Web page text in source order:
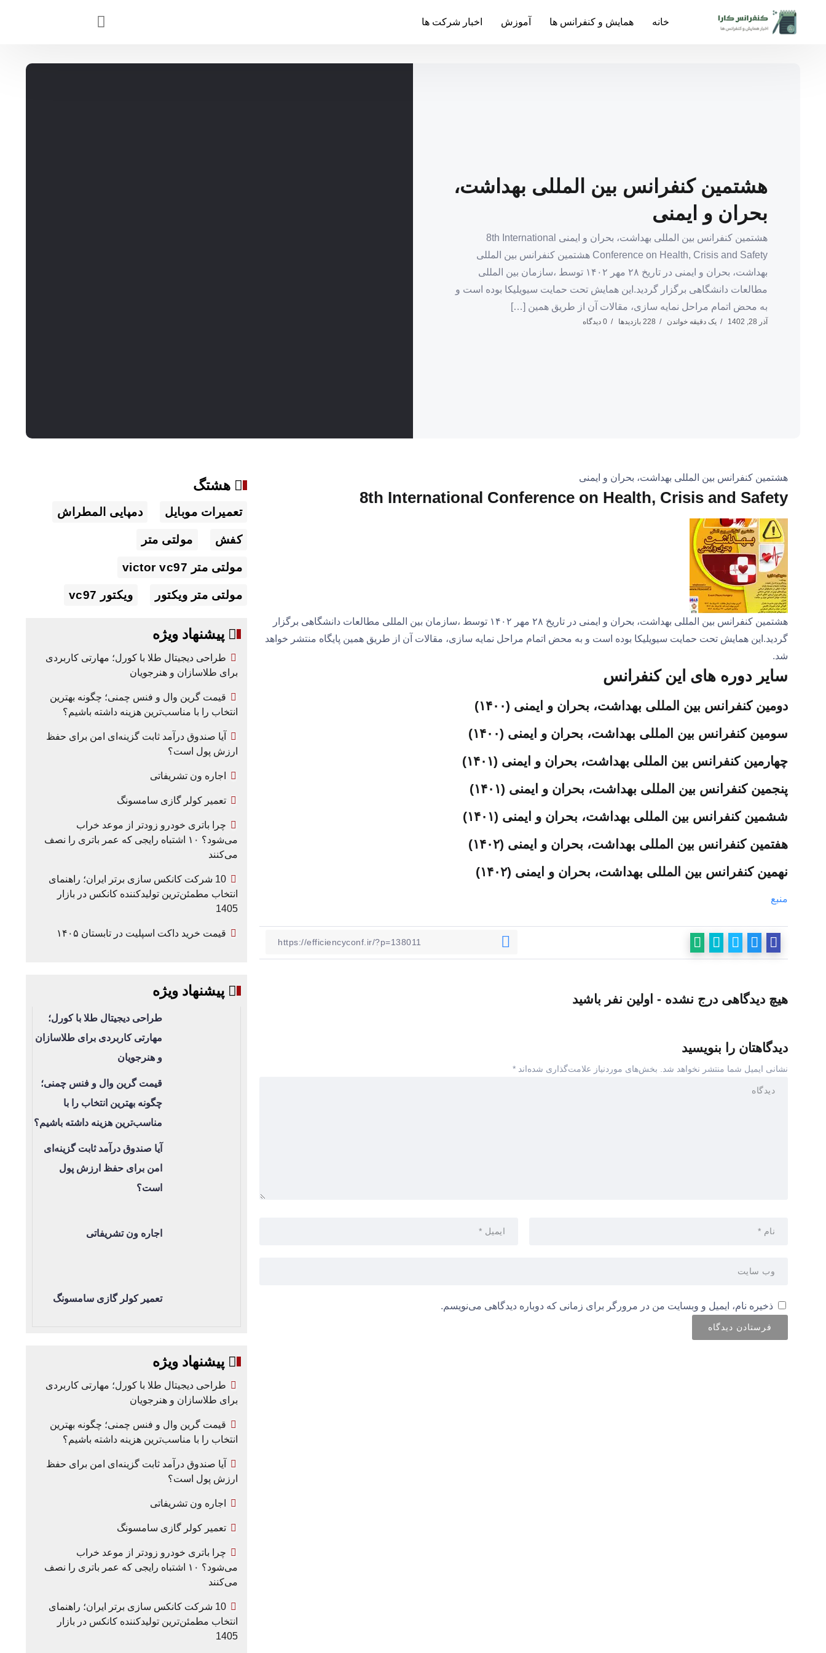
خانه همایش و کنفرانس ها آموزش اخبار شرکت ها
هشتمین کنفرانس بین المللی بهداشت،
بحران و ایمنی
هشتمین کنفرانس بین المللی بهداشت، بحران و ایمنی 8th International
Conference on Health, Crisis and Safety هشتمین کنفرانس بین المللی
بهداشت، بحران و ایمنی در تاریخ ۲۸ مهر ۱۴۰۲ توسط ،سازمان بین المللی
مطالعات دانشگاهی برگزار گردید.این همایش تحت حمایت سیویلیکا بوده است و
به محض اتمام مراحل نمایه سازی، مقالات آن از طریق همین […]
آذر 28, 1402 یک دقیقه خواندن 228 بازدیدها 0 دیدگاه
هشتمین کنفرانس بین المللی بهداشت، بحران و ایمنی
8th International Conference on Health, Crisis and Safety
هشتمین کنفرانس بین المللی بهداشت، بحران و ایمنی در تاریخ ۲۸ مهر ۱۴۰۲ توسط ،سازمان بین المللی مطالعات دانشگاهی برگزار
گردید.این همایش تحت حمایت سیویلیکا بوده است و به محض اتمام مراحل نمایه سازی، مقالات آن از طریق همین پایگاه منتشر خواهد
شد.
سایر دوره های این کنفرانس
دومین کنفرانس بین المللی بهداشت، بحران و ایمنی (۱۴۰۰)
سومین کنفرانس بین المللی بهداشت، بحران و ایمنی (۱۴۰۰)
چهارمین کنفرانس بین المللی بهداشت، بحران و ایمنی (۱۴۰۱)
پنجمین کنفرانس بین المللی بهداشت، بحران و ایمنی (۱۴۰۱)
ششمین کنفرانس بین المللی بهداشت، بحران و ایمنی (۱۴۰۱)
هفتمین کنفرانس بین المللی بهداشت، بحران و ایمنی (۱۴۰۲)
نهمین کنفرانس بین المللی بهداشت، بحران و ایمنی (۱۴۰۲)
منبع
هیچ دیدگاهی درج نشده - اولین نفر باشید
دیدگاهتان را بنویسید
نشانی ایمیل شما منتشر نخواهد شد. بخش‌های موردنیاز علامت‌گذاری شده‌اند *
ذخیره نام، ایمیل و وبسایت من در مرورگر برای زمانی که دوباره دیدگاهی می‌نویسم.
هشتگ
تعمیرات موبایل دمپایی المطراش
کفش مولتی متر
مولتی متر victor vc97
مولتی متر ویکتور ویکتور vc97
پیشنهاد ویژه
طراحی دیجیتال طلا با کورل؛ مهارتی کاربردی
برای طلاسازان و هنرجویان
قیمت گرین وال و فنس چمنی؛ چگونه بهترین
انتخاب را با مناسب‌ترین هزینه داشته باشیم؟
آیا صندوق درآمد ثابت گزینه‌ای امن برای حفظ
ارزش پول است؟
اجاره ون تشریفاتی
تعمیر کولر گازی سامسونگ
چرا باتری خودرو زودتر از موعد خراب
می‌شود؟ ۱۰ اشتباه رایجی که عمر باتری را نصف
می‌کنند
10 شرکت کانکس سازی برتر ایران؛ راهنمای
انتخاب مطمئن‌ترین تولیدکننده کانکس در بازار
1405
قیمت خرید داکت اسپلیت در تابستان ۱۴۰۵
پیشنهاد ویژه
طراحی دیجیتال طلا با کورل؛
مهارتی کاربردی برای طلاسازان
و هنرجویان
قیمت گرین وال و فنس چمنی؛
چگونه بهترین انتخاب را با
مناسب‌ترین هزینه داشته باشیم؟
آیا صندوق درآمد ثابت گزینه‌ای
امن برای حفظ ارزش پول
است؟
اجاره ون تشریفاتی
تعمیر کولر گازی سامسونگ
پیشنهاد ویژه
طراحی دیجیتال طلا با کورل؛ مهارتی کاربردی
برای طلاسازان و هنرجویان
قیمت گرین وال و فنس چمنی؛ چگونه بهترین
انتخاب را با مناسب‌ترین هزینه داشته باشیم؟
آیا صندوق درآمد ثابت گزینه‌ای امن برای حفظ
ارزش پول است؟
اجاره ون تشریفاتی
تعمیر کولر گازی سامسونگ
چرا باتری خودرو زودتر از موعد خراب
می‌شود؟ ۱۰ اشتباه رایجی که عمر باتری را نصف
می‌کنند
10 شرکت کانکس سازی برتر ایران؛ راهنمای
انتخاب مطمئن‌ترین تولیدکننده کانکس در بازار
1405